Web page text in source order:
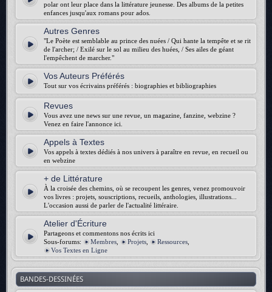
polar ont leur place dans la littérature jeunesse. Des albums de la petites
enfances jusqu'aux romans pour ados.
Autres Genres
"Le Poète est semblable au prince des nuées / Qui hante la tempête et se rit
de l'archer; / Exilé sur le sol au milieu des huées, / Ses ailes de géant
l'empêchent de marcher."
Vos Auteurs Préférés
Tout sur vos écrivains préférés : biographies et bibliographies
Revues
Vous avez une news sur une revue, un magazine, fanzine, webzine ?
Venez en faire l'annonce ici.
Appels à Textes
Vos appels à textes dédiés à nos univers à paraître en revue, en recueil ou
en webzine
+ de Littérature
À la croisée des chemins, où se recoupent les genres, venez promouvoir
vos livres : projets, souscriptions, recueils, anthologies, illustrations...
L'occasion aussi de parler de l'actualité littéraire.
Atelier d'Écriture
Partageons et commentons nos écrits ici
Sous-forums:
Membres Projets Ressources
Vos Textes en Ligne
BANDES-DESSINÉES